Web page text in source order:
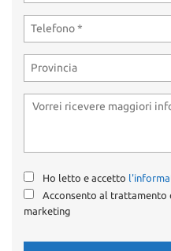
Ho letto e accetto
Acconsento al trattamento
marketing